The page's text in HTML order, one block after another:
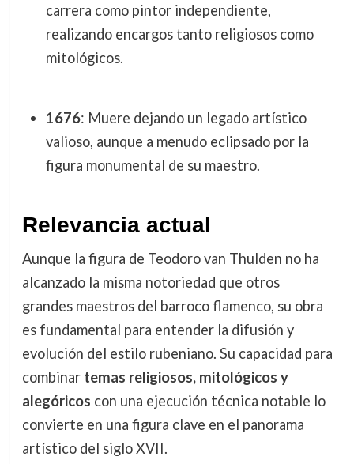
carrera como pintor independiente,
realizando encargos tanto religiosos como
mitológicos.
1676: Muere dejando un legado artístico
valioso, aunque a menudo eclipsado por la
figura monumental de su maestro.
Relevancia actual
Aunque la figura de Teodoro van Thulden no ha
alcanzado la misma notoriedad que otros
grandes maestros del barroco flamenco, su obra
es fundamental para entender la difusión y
evolución del estilo rubeniano. Su capacidad para
combinar temas religiosos, mitológicos y
alegóricos con una ejecución técnica notable lo
convierte en una figura clave en el panorama
artístico del siglo XVII.